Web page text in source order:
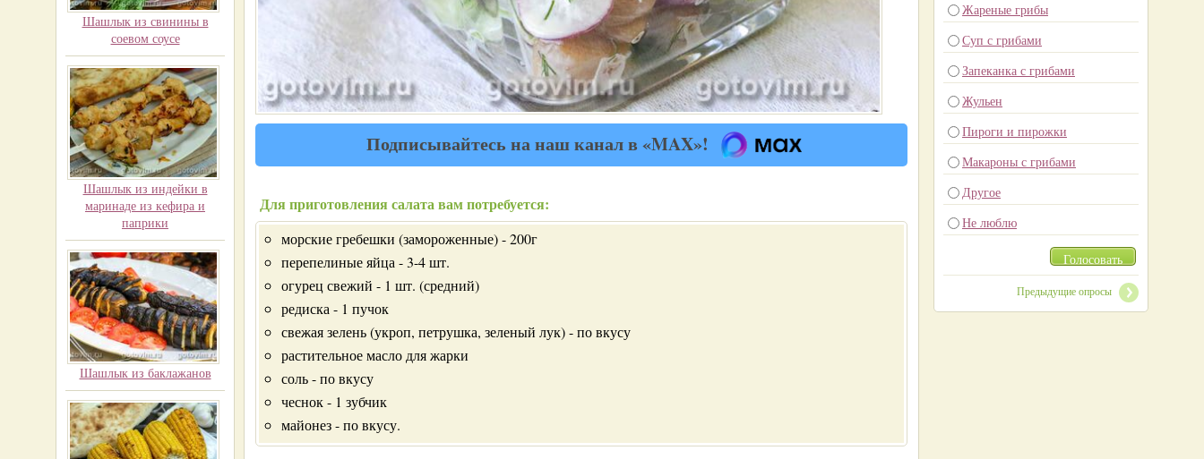
Шашлык из свинины в
соевом соусе
Шашлык из индейки в
маринаде из кефира и
паприки
Шашлык из баклажанов
Подписывайтесь на наш канал в «MAX»!
Для приготовления салата вам потребуется:
морские гребешки (замороженные) - 200г
перепелиные яйца - 3-4 шт.
огурец свежий - 1 шт. (средний)
редиска - 1 пучок
свежая зелень (укроп, петрушка, зеленый лук) - по вкусу
растительное масло для жарки
соль - по вкусу
чеснок - 1 зубчик
майонез - по вкусу.
Жареные грибы
Суп с грибами
Запеканка с грибами
Жульен
Пироги и пирожки
Макароны с грибами
Другое
Не люблю
Голосовать
Предыдущие опросы